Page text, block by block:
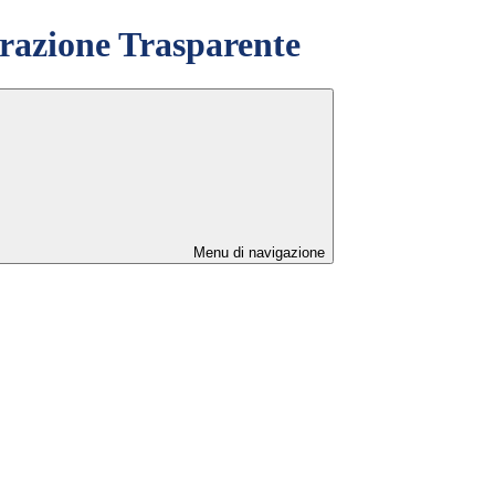
Trasparente
Menu di navigazione